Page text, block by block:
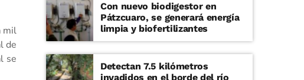
mil
de
se
Con nuevo biodigestor en
Pátzcuaro, se generará energía
limpia y biofertilizantes
Detectan 7.5 kilómetros
invadidos en el borde del río